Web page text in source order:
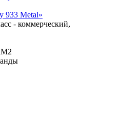
933 Metal»
- коммерческий,